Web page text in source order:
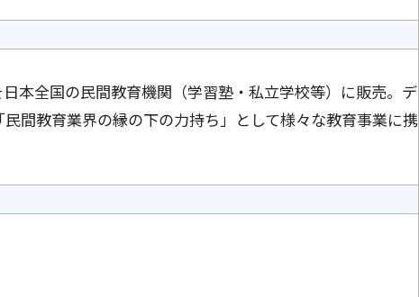
本全国の民間教育機関（学習塾・私立学校等）に販売。デ
間教育業界の縁の下の力持ち」として様々な教育事業に携